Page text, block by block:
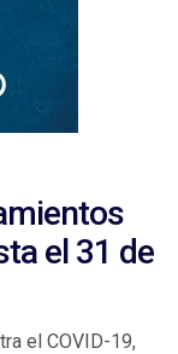
el 31 de
el COVID-19,